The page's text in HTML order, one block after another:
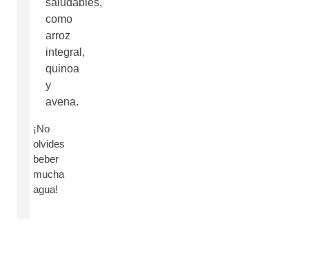
saludables,
como
arroz
integral,
quinoa
y
avena.
¡No
olvides
beber
mucha
agua!